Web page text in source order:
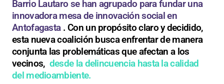
Barrio Lautaro se han agrupado para fundar una
innovadora mesa de innovación social en
Antofagasta . Con un propósito claro y decidido,
esta nueva coalición busca enfrentar de manera
conjunta las problemáticas que afectan a los
vecinos, desde la delincuencia hasta la calidad
del medioambiente.